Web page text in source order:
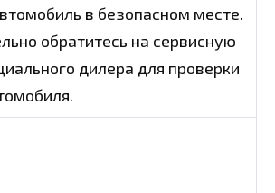
в безопасном месте.
обратитесь на сервисную
дилера для проверки